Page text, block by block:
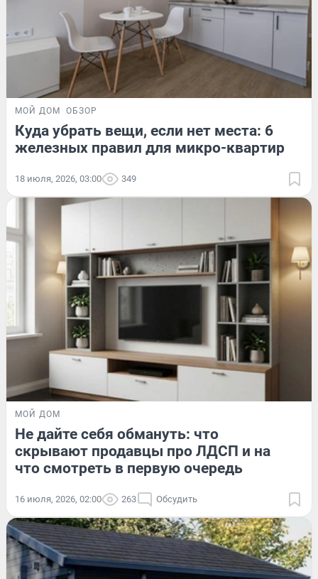
МОЙ ДОМ ОБЗОР
Куда убрать вещи, если нет места: 6
железных правил для микро-квартир
18 июля, 2026, 03:00 349
МОЙ ДОМ
Не дайте себя обмануть: что
скрывают продавцы про ЛДСП и на
что смотреть в первую очередь
16 июля, 2026, 02:00 263 Обсудить